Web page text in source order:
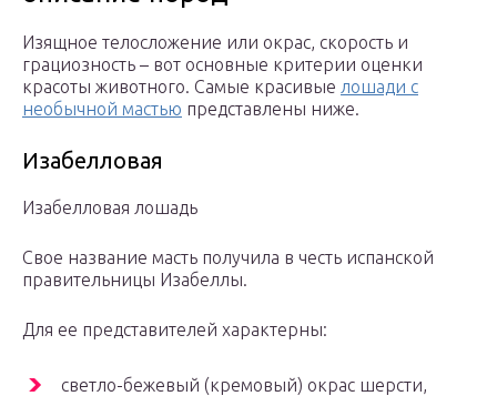
Изящное телосложение или окрас, скорость и
грациозность – вот основные критерии оценки
красоты животного. Самые красивые лошади с
необычной мастью представлены ниже.
Изабелловая
Изабелловая лошадь
Свое название масть получила в честь испанской
правительницы Изабеллы.
Для ее представителей характерны:
светло-бежевый (кремовый) окрас шерсти,